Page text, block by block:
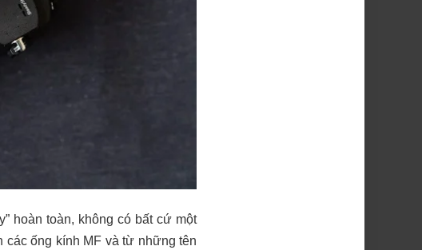
hoàn toàn, không có bất cứ một
ống kính MF và từ những tên